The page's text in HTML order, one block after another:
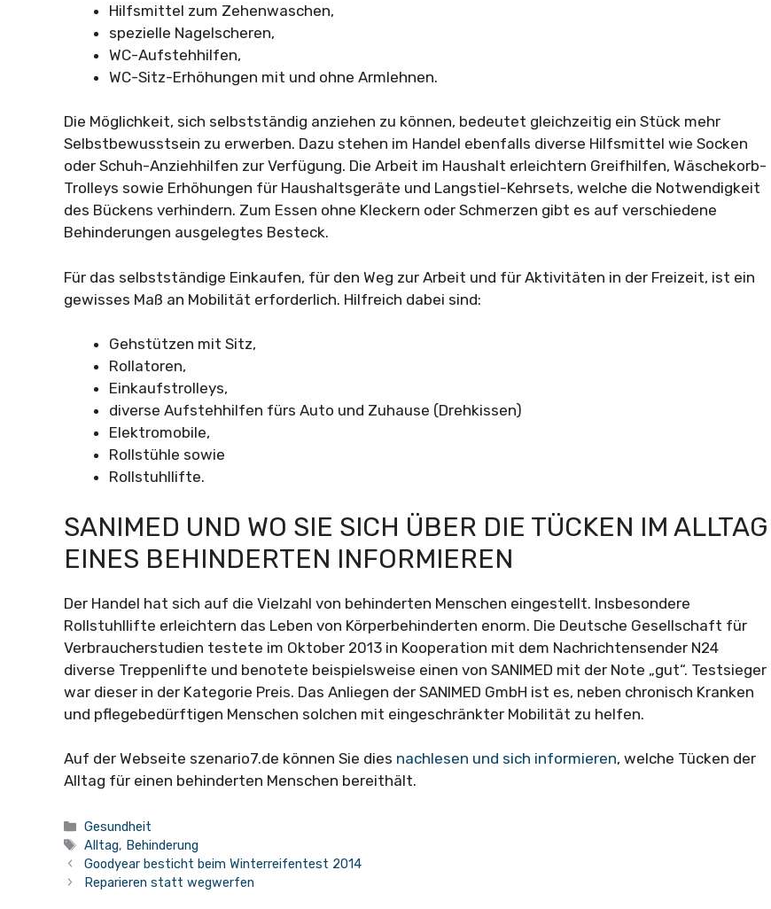
Hilfsmittel zum Zehenwaschen,
spezielle Nagelscheren,
WC-Aufstehhilfen,
WC-Sitz-Erhöhungen mit und ohne Armlehnen.
Die Möglichkeit, sich selbstständig anziehen zu können, bedeutet gleichzeitig ein Stück mehr
Selbstbewusstsein zu erwerben. Dazu stehen im Handel ebenfalls diverse Hilfsmittel wie Socken
oder Schuh-Anziehhilfen zur Verfügung. Die Arbeit im Haushalt erleichtern Greifhilfen, Wäschekorb-
Trolleys sowie Erhöhungen für Haushaltsgeräte und Langstiel-Kehrsets, welche die Notwendigkeit
des Bückens verhindern. Zum Essen ohne Kleckern oder Schmerzen gibt es auf verschiedene
Behinderungen ausgelegtes Besteck.
Für das selbstständige Einkaufen, für den Weg zur Arbeit und für Aktivitäten in der Freizeit, ist ein
gewisses Maß an Mobilität erforderlich. Hilfreich dabei sind:
Gehstützen mit Sitz,
Rollatoren,
Einkaufstrolleys,
diverse Aufstehhilfen fürs Auto und Zuhause (Drehkissen)
Elektromobile,
Rollstühle sowie
Rollstuhllifte.
SANIMED UND WO SIE SICH ÜBER DIE TÜCKEN IM ALLTAG
EINES BEHINDERTEN INFORMIEREN
Der Handel hat sich auf die Vielzahl von behinderten Menschen eingestellt. Insbesondere
Rollstuhllifte erleichtern das Leben von Körperbehinderten enorm. Die Deutsche Gesellschaft für
Verbraucherstudien testete im Oktober 2013 in Kooperation mit dem Nachrichtensender N24
diverse Treppenlifte und benotete beispielsweise einen von SANIMED mit der Note „gut“. Testsieger
war dieser in der Kategorie Preis. Das Anliegen der SANIMED GmbH ist es, neben chronisch Kranken
und pflegebedürftigen Menschen solchen mit eingeschränkter Mobilität zu helfen.
Auf der Webseite szenario7.de können Sie dies nachlesen und sich informieren, welche Tücken der
Alltag für einen behinderten Menschen bereithält.
Kategorien
Gesundheit
Schlagwörter
Alltag, Behinderung
Goodyear besticht beim Winterreifentest 2014
Reparieren statt wegwerfen